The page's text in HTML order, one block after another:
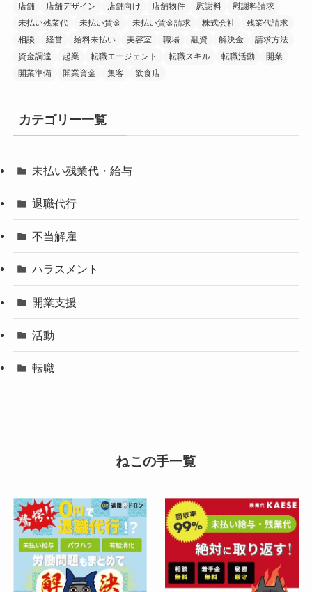
店舗
店舗デザイン 店舗向け 店舗物件 慰謝料
慰謝料請求
未払い残業代
未払い賃金 未払い賃金請求 株式会社
残業代請求
相談
経営 給料未払い 美容室 職場 融資 解決金
請求方法
資金調達
起業 転職エージェント 転職スキル 転職活動
開業
開業準備
開業資金 集客 飲食店
カテゴリー一覧
未払い残業代・給与
退職代行
不当解雇
ハラスメント
開業支援
活動
転職
ねこの手一覧